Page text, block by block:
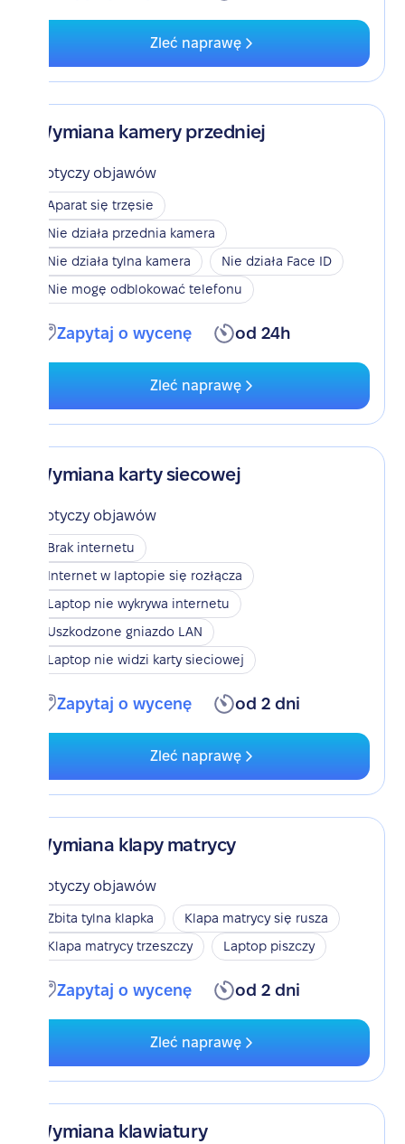
Zleć naprawę
Wymiana kamery przedniej
Dotyczy objawów
Aparat się trzęsie
Nie działa przednia kamera
Nie działa tylna kamera
Nie działa Face ID
Nie mogę odblokować telefonu
Zapytaj o wycenę od 24h
Zleć naprawę
Wymiana karty siecowej
Dotyczy objawów
Brak internetu
Internet w laptopie się rozłącza
Laptop nie wykrywa internetu
Uszkodzone gniazdo LAN
Laptop nie widzi karty sieciowej
Zapytaj o wycenę od 2 dni
Zleć naprawę
Wymiana klapy matrycy
Dotyczy objawów
Zbita tylna klapka
Klapa matrycy się rusza
Klapa matrycy trzeszczy
Laptop piszczy
Zapytaj o wycenę od 2 dni
Zleć naprawę
Wymiana klawiatury